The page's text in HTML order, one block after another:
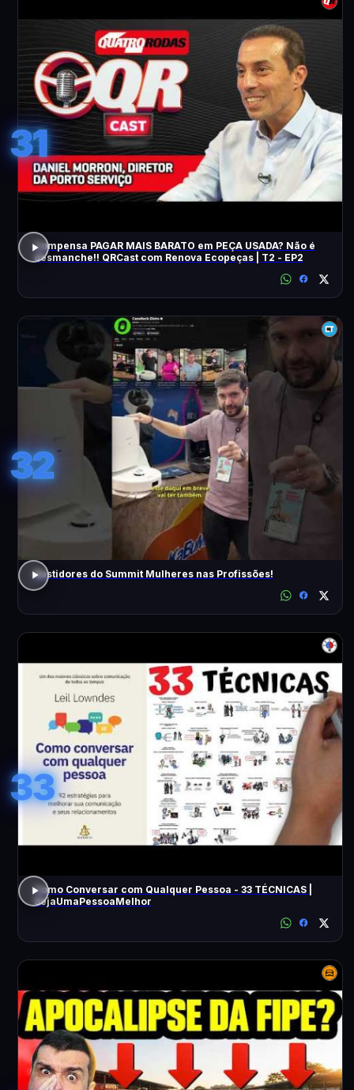
31
Compensa PAGAR MAIS BARATO em PEÇA USADA? Não é
desmanche!! QRCast com Renova Ecopeças | T2 - EP2
32
Bastidores do Summit Mulheres nas Profissões!
33
Como Conversar com Qualquer Pessoa - 33 TÉCNICAS |
SejaUmaPessoaMelhor